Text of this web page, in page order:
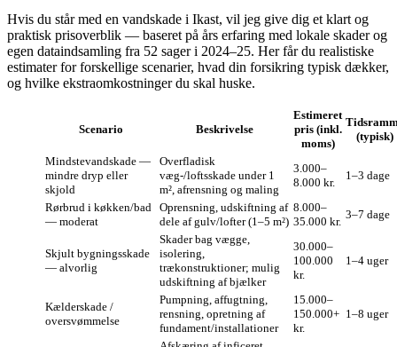
Hvis du står med en vandskade i Ikast, vil jeg give dig et klart og
praktisk prisoverblik — baseret på års erfaring med lokale skader og
egen dataindsamling fra 52 sager i 2024–25. Her får du realistiske
estimater for forskellige scenarier, hvad din forsikring typisk dækker,
og hvilke ekstraomkostninger du skal huske.
Scenario Beskrivelse
Estimeret
pris (inkl.
moms)
(typisk)
Mindstevandskade —
mindre dryp eller
skjold
Overfladisk
væg-/loftsskade under 1
m², afrensning og maling
3.000–
8.000 kr.
1–3 dage
Rørbrud i køkken/bad
— moderat
Oprensning, udskiftning af
dele af gulv/lofter (1–5 m²)
8.000–
35.000 kr.
3–7 dage
Skjult bygningsskade
— alvorlig
Skader bag vægge,
isolering,
trækonstruktioner; mulig
udskiftning af bjælker
30.000–
100.000
kr.
1–4 uger
Kælderskade /
oversvømmelse
Pumpning, affugtning,
rensning, opretning af
fundament/installationer
15.000–
150.000+
kr.
1–8 uger